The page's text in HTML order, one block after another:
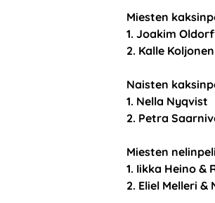
Miesten
1. Joakim
2. Kalle Koljonen
Naisten
1. Nella Nyqvist
2. Petra
Miesten
1. Iikka Heino &
2. Eliel Melleri &